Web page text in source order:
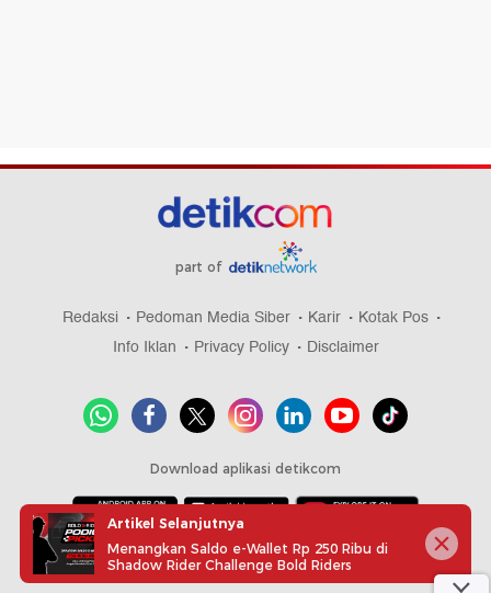
part of
Redaksi Pedoman Media Siber Karir
Kotak Pos
Info Iklan
Privacy Policy Disclaimer
Download aplikasi detikcom
Copyright @ 2026 detikcom, All right reserved
Artikel Selanjutnya
Menangkan Saldo e-Wallet Rp 250 Ribu di
Shadow Rider Challenge Bold Riders